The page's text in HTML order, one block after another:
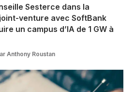
Sesterce dans la
venture avec SoftBank
un campus d’IA de 1 GW à
Anthony Roustan